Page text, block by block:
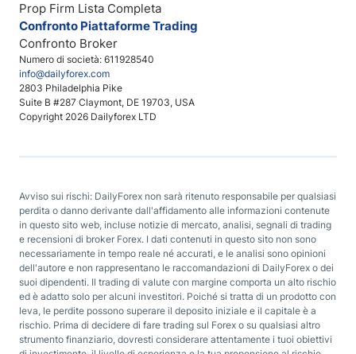
Numero di società: 611928540
info@dailyforex.com
2803 Philadelphia Pike
Suite B #287 Claymont, DE 19703, USA
Copyright 2026 Dailyforex LTD
Prop Firm Lista Completa
Confronto Piattaforme Trading
Confronto Broker
Avviso sui rischi: DailyForex non sarà ritenuto responsabile per qualsiasi
perdita o danno derivante dall'affidamento alle informazioni contenute
in questo sito web, incluse notizie di mercato, analisi, segnali di trading
e recensioni di broker Forex. I dati contenuti in questo sito non sono
necessariamente in tempo reale né accurati, e le analisi sono opinioni
dell'autore e non rappresentano le raccomandazioni di DailyForex o dei
suoi dipendenti. Il trading di valute con margine comporta un alto rischio
ed è adatto solo per alcuni investitori. Poiché si tratta di un prodotto con
leva, le perdite possono superare il deposito iniziale e il capitale è a
rischio. Prima di decidere di fare trading sul Forex o su qualsiasi altro
strumento finanziario, dovresti considerare attentamente i tuoi obiettivi